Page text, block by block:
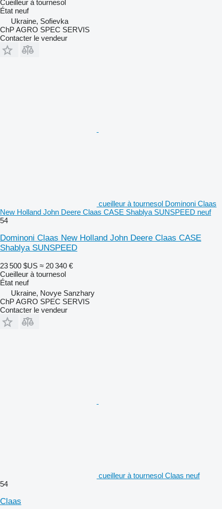
Cueilleur à tournesol
État neuf
Ukraine, Sofievka
ChP AGRO SPEC SERVIS
Contacter le vendeur
cueilleur à tournesol Dominoni Claas
New Holland John Deere Claas CASE Shablya SUNSPEED neuf
54
Dominoni Claas New Holland John Deere Claas CASE
Shablya SUNSPEED
23 500 $US ≈ 20 340 €
Cueilleur à tournesol
État neuf
Ukraine, Novye Sanzhary
ChP AGRO SPEC SERVIS
Contacter le vendeur
cueilleur à tournesol Claas neuf
54
Claas